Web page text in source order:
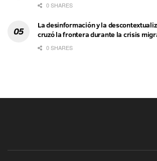
0 SHARES
La desinformación y la
cruzó la frontera durante la crisis
0 SHARES